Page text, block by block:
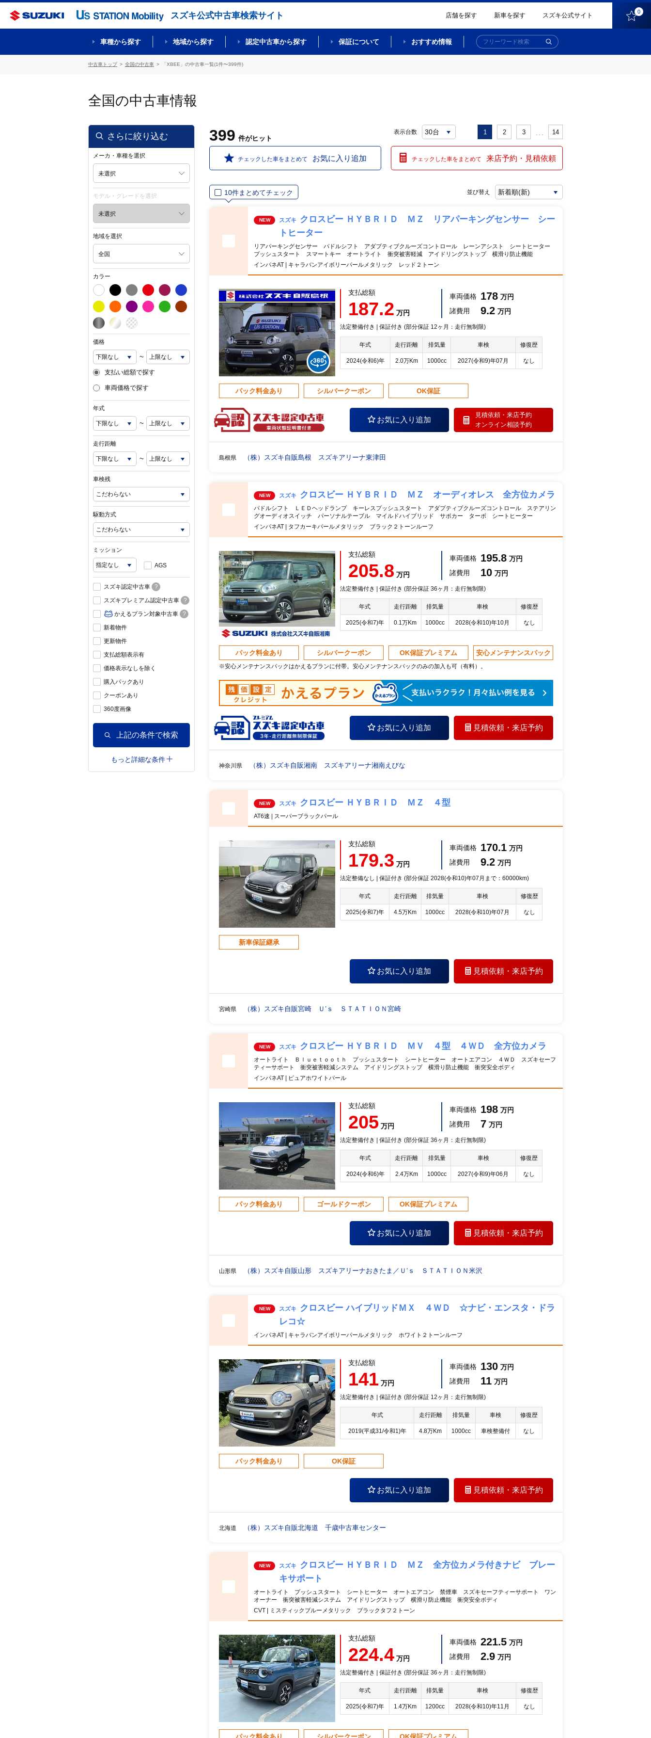
スズキ公式中古車検索サイト 店舗を探す 新車を探す スズキ公式サイト 0
車種から探す 地域から探す 認定中古車から探す 保証について おすすめ情報
中古車トップ 全国の中古車 「XBEE」の中古車一覧(1件〜399件)
全国の中古車情報
さらに絞り込む
メーカ・車種を選択
未選択
モデル・グレードを選択
未選択
地域を選択
全国
カラー
価格
~
支払い総額で探す
車両価格で探す
年式
~
走行距離
~
車検残
駆動方式
ミッション
AGS
スズキ認定中古車
?
スズキプレミアム認定中古車
?
かえるプラン対象中古車
?
新着物件
更新物件
支払総額表示有
価格表示なしを除く
購入パックあり
クーポンあり
360度画像
上記の条件で検索
もっと詳細な条件
399 件がヒット
表示台数 1 2 3 ... 14
チェックした車をまとめて お気に入り追加 チェックした車をまとめて 来店予約・見積依頼
10件まとめてチェック 並び替え
NEW スズキ
クロスビー ＨＹＢＲＩＤ ＭＺ リアパーキングセンサー シー
トヒーター
リアパーキングセンサー パドルシフト アダプティブクルーズコントロール レーンアシスト シートヒーター
プッシュスタート スマートキー オートライト 衝突被害軽減 アイドリングストップ 横滑り防止機能
インパネAT | キャラバンアイボリーパールメタリック レッド２トーン
支払総額
187.2 万円
車両価格 178 万円
諸費用
9.2 万円
法定整備付き | 保証付き (部分保証 12ヶ月：走行無制限)
年式 走行距離 排気量 車検 修復歴
2024(令和6)年 2.0万Km 1000cc 2027(令和9)年07月 なし
パック料金あり シルバークーポン OK保証
お気に入り追加
見積依頼・ 来店予約
オンライン相談予約
島根県 （株）スズキ自販島根 スズキアリーナ東津田
NEW スズキ クロスビー ＨＹＢＲＩＤ ＭＺ オーディオレス 全方位カメラ
パドルシフト ＬＥＤヘッドランプ キーレスプッシュスタート アダプティブクルーズコントロール ステアリン
グオーディオスイッチ パーソナルテーブル マイルドハイブリッド サポカー ターボ シートヒーター
インパネAT | タフカーキパールメタリック ブラック２トーンルーフ
支払総額
205.8 万円
車両価格 195.8 万円
諸費用
10 万円
法定整備付き | 保証付き (部分保証 36ヶ月：走行無制限)
年式 走行距離 排気量 車検 修復歴
2025(令和7)年 0.1万Km 1000cc 2028(令和10)年10月 なし
パック料金あり シルバークーポン OK保証プレミアム 安心メンテナンスパック
※安心メンテナンスパックはかえるプランに付帯。安心メンテナンスパックのみの加入も可（有料）。
お気に入り追加 見積依頼・ 来店予約
神奈川県 （株）スズキ自販湘南 スズキアリーナ湘南えびな
NEW スズキ クロスビー ＨＹＢＲＩＤ ＭＺ ４型
AT6速 | スーパーブラックパール
支払総額
179.3 万円
車両価格 170.1 万円
諸費用
9.2 万円
法定整備なし | 保証付き (部分保証 2028(令和10)年07月まで：60000km)
年式 走行距離 排気量 車検 修復歴
2025(令和7)年 4.5万Km 1000cc 2028(令和10)年07月 なし
新車保証継承
お気に入り追加 見積依頼・ 来店予約
宮崎県 （株）スズキ自販宮崎 Ｕ’ｓ ＳＴＡＴＩＯＮ宮崎
NEW スズキ クロスビー ＨＹＢＲＩＤ ＭＶ ４型 ４ＷＤ 全方位カメラ
オートライト Ｂｌｕｅｔｏｏｔｈ プッシュスタート シートヒーター オートエアコン ４ＷＤ スズキセーフ
ティーサポート 衝突被害軽減システム アイドリングストップ 横滑り防止機能 衝突安全ボディ
インパネAT | ピュアホワイトパール
支払総額
205 万円
車両価格 198 万円
諸費用
7 万円
法定整備付き | 保証付き (部分保証 36ヶ月：走行無制限)
年式 走行距離 排気量 車検 修復歴
2024(令和6)年 2.4万Km 1000cc 2027(令和9)年06月 なし
パック料金あり ゴールドクーポン OK保証プレミアム
お気に入り追加 見積依頼・ 来店予約
山形県 （株）スズキ自販山形 スズキアリーナおきたま／Ｕ’ｓ ＳＴＡＴＩＯＮ米沢
NEW スズキ
クロスビー ハイブリッドＭＸ ４ＷＤ ☆ナビ・エンスタ・ドラ
レコ☆
インパネAT | キャラバンアイボリーパールメタリック ホワイト２トーンルーフ
支払総額
141 万円
車両価格 130 万円
諸費用
11 万円
法定整備付き | 保証付き (部分保証 12ヶ月：走行無制限)
年式 走行距離 排気量 車検 修復歴
2019(平成31/令和1)年 4.8万Km 1000cc 車検整備付 なし
パック料金あり OK保証
お気に入り追加 見積依頼・ 来店予約
北海道 （株）スズキ自販北海道 千歳中古車センター
NEW スズキ
クロスビー ＨＹＢＲＩＤ ＭＺ 全方位カメラ付きナビ ブレー
キサポート
オートライト プッシュスタート シートヒーター オートエアコン 禁煙車 スズキセーフティーサポート ワン
オーナー 衝突被害軽減システム アイドリングストップ 横滑り防止機能 衝突安全ボディ
CVT | ミスティックブルーメタリック ブラックタフ２トーン
支払総額
224.4 万円
車両価格 221.5 万円
諸費用
2.9 万円
法定整備付き | 保証付き (部分保証 36ヶ月：走行無制限)
年式 走行距離 排気量 車検 修復歴
2025(令和7)年 1.4万Km 1200cc 2028(令和10)年11月 なし